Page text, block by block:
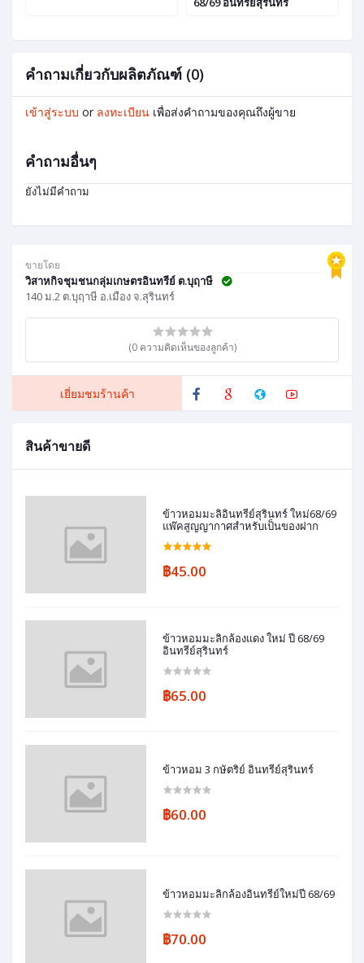
ขายโดย
วิสาหกิจชุมชนกลุ่มเกษตรอินทรีย์ ต.บุฤาษี
140 ม.2 ต.บุฤาษี อ.เมือง จ.สุรินทร์
(0 ความคิดเห็นของลูกค้า)
เยี่ยมชมร้านค้า
สินค้าขายดี
ข้าวหอมมะลิอินทรีย์สุรินทร์ ใหม่68/69
แพ๊คสูญญากาศสำหรับเป็นของฝาก
฿45.00
ข้าวหอมมะลิกล้องแดง ใหม่ ปี 68/69
อินทรีย์สุรินทร์
฿65.00
ข้าวหอม 3 กษัตริย์ อินทรีย์สุรินทร์
฿60.00
ข้าวหอมมะลิกล้องอินทรีย์ใหม่ปี 68/69
฿70.00
คำถามเกี่ยวกับผลิตภัณฑ์ (0)
เข้าสู่ระบบ or ลงทะเบียน เพื่อส่งคำถามของคุณถึงผู้ขาย
คำถามอื่นๆ
ยังไม่มีคำถาม